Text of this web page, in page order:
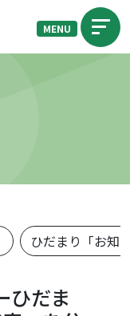
MENU
ひだまり「お知
ひだま